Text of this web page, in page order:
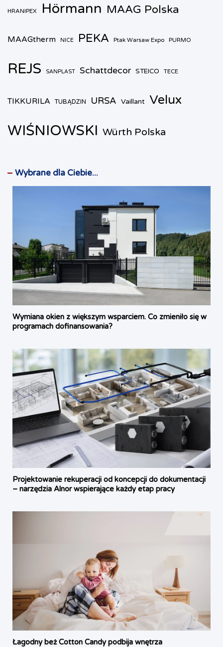
HRANIPEX Hörmann MAAG Polska
MAAGtherm NICE PEKA Ptak Warsaw Expo PURMO
REJS SANPLAST Schattdecor STEICO TECE
TIKKURILA TUBĄDZIN URSA Vaillant Velux
WIŚNIOWSKI Würth Polska
Wybrane dla Ciebie...
Wymiana okien z większym wsparciem. Co zmieniło się w
programach dofinansowania?
Projektowanie rekuperacji od koncepcji do dokumentacji
– narzędzia Alnor wspierające każdy etap pracy
Łagodny beż Cotton Candy podbija wnętrza